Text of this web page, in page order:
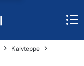
Kalvteppe